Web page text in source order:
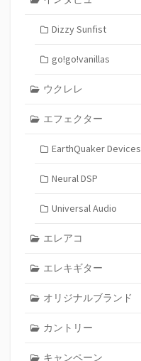
Dizzy Sunfist
go!go!vanillas
ウクレレ
エフェクター
EarthQuaker Devices
Neural DSP
Universal Audio
エレアコ
エレキギター
オリジナルブランド
カントリー
キャンペーン